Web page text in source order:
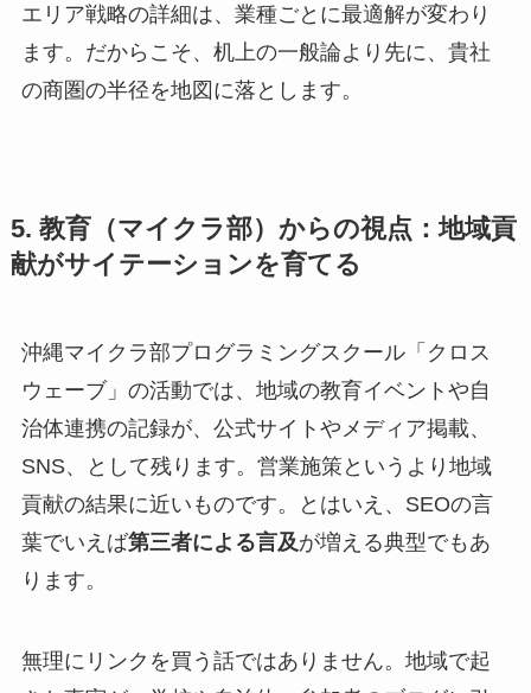
エリア戦略の詳細は、業種ごとに最適解が変わり
ます。だからこそ、机上の一般論より先に、貴社
の商圏の半径を地図に落とします。
5. 教育（マイクラ部）からの視点：地域貢
献がサイテーションを育てる
沖縄マイクラ部プログラミングスクール「クロス
ウェーブ」の活動では、地域の教育イベントや自
治体連携の記録が、公式サイトやメディア掲載、
SNS、として残ります。営業施策というより地域
貢献の結果に近いものです。とはいえ、SEOの言
葉でいえば第三者による言及が増える典型でもあ
ります。
無理にリンクを買う話ではありません。地域で起